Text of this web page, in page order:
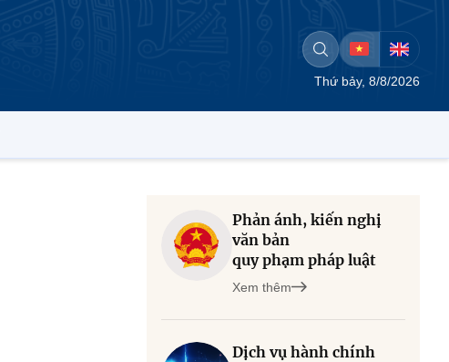
Thứ bảy, 8/8/2026
Phản ánh, kiến nghị
văn bản
quy phạm pháp luật
Xem thêm
Dịch vụ hành chính